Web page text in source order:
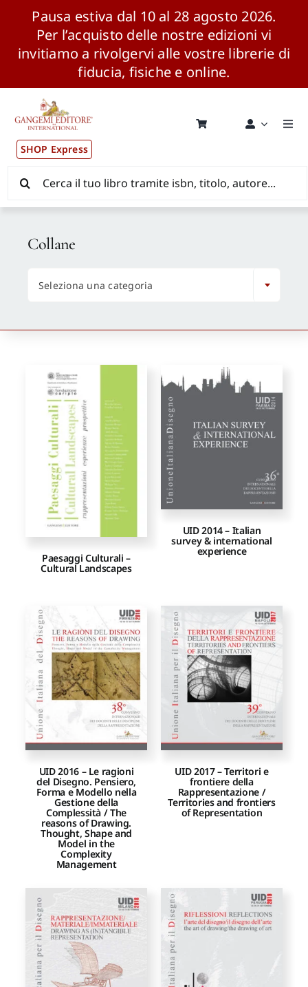
Pausa estiva dal 10 al 28 agosto 2026.
Per l’acquisto delle nostre edizioni vi
invitiamo a rivolgervi alle vostre librerie di
fiducia, fisiche e online.
contenuto
SHOP Express
Pubblicazioni
News ed Eventi
Distribuzione Wolrdwide
CONSIP / MEPA / ANVUR / CINECA
Autori
Proposte di pubblicazione
Gangemi Editore
Newsletter
per:
Paesaggi Culturali –
Cultural Landscapes
UID 2014 – Italian
survey & international
experience
UID 2016 – Le ragioni
del Disegno. Pensiero,
Forma e Modello nella
Gestione della
Complessità / The
reasons of Drawing.
Thought, Shape and
Model in the
Complexity
Management
UID 2017 – Territori e
frontiere della
Rappresentazione /
Territories and frontiers
of Representation
Collane
Seleziona una categoria